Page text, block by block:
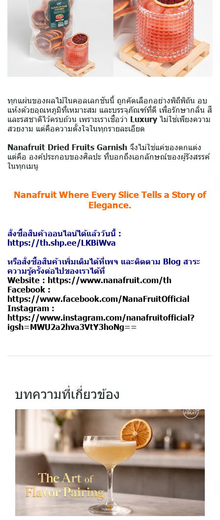
ทุกแผ่นของผลไม้ในคอลเลกชันนี้ ถูกคัดเลือกอย่างพิถีพิถัน อบ
แห้งด้วยอุณหภูมิที่เหมาะสม และบรรจุภัณฑ์ที่ดี เพื่อรักษากลิ่น สี
และรสชาติไว้ครบถ้วน เพราะเราเชื่อว่า Luxury ไม่ใช่เพียงความ
สวยงาม แต่คือความตั้งใจในทุกรายละเอียด
Nanafruit Dried Fruits Garnish จึงไม่ใช่แค่ของตกแต่ง
แต่คือ องค์ประกอบของศิลปะ ที่บอกถึงเอกลักษณ์ของผู้รังสรรค์
ในทุกเมนู
Nanafruit Where Every Slice Tells a Story of
Elegance.
สั่งซื้อสินค้าออนไลน์ได้แล้ววันนี้ :
https://th.shp.ee/LKBiWva
หรือสั่งซื้อสินค้าเพิ่มเติมได้ที่เพจ และติดตาม Blog สาระ
ความรู้ครั้งต่อไปของเราได้ที่
Website : https://www.nanafruit.com/th
Facebook :
https://www.facebook.com/NanaFruitOfficial
Instagram :
https://www.instagram.com/nanafruitofficial?
igsh=MWU2a2hva3VtY3hoNg==
บทความที่เกี่ยวข้อง